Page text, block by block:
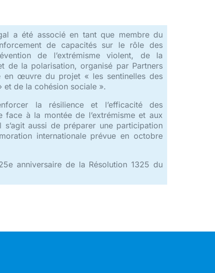
a été associé en tant que membre du
de capacités sur le rôle des
de l’extrémisme violent, de la
de la polarisation, organisé par Partners
œuvre du projet « les sentinelles des
et de la cohésion sociale ».
la résilience et l’efficacité des
face à la montée de l’extrémisme et aux
aussi de préparer une participation
internationale prévue en octobre
anniversaire de la Résolution 1325 du